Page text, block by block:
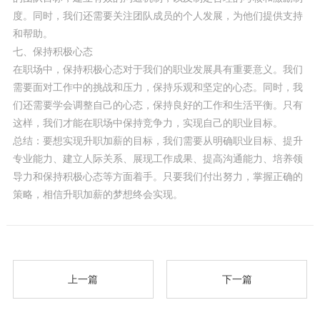
度。同时，我们还需要关注团队成员的个人发展，为他们提供支持
和帮助。
七、保持积极心态
在职场中，保持积极心态对于我们的职业发展具有重要意义。我们
需要面对工作中的挑战和压力，保持乐观和坚定的心态。同时，我
们还需要学会调整自己的心态，保持良好的工作和生活平衡。只有
这样，我们才能在职场中保持竞争力，实现自己的职业目标。
总结：要想实现升职加薪的目标，我们需要从明确职业目标、提升
专业能力、建立人际关系、展现工作成果、提高沟通能力、培养领
导力和保持积极心态等方面着手。只要我们付出努力，掌握正确的
策略，相信升职加薪的梦想终会实现。
上一篇 下一篇